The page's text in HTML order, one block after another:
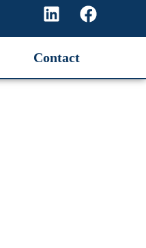
Contact